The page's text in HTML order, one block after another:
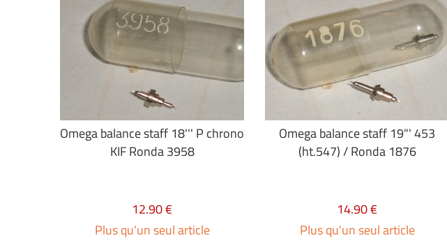
Omega balance staff 18''' P chrono
KIF Ronda 3958
12.90 €
Plus qu'un seul article
Omega balance staff 19"' 453
(ht.547) / Ronda 1876
14.90 €
Plus qu'un seul article